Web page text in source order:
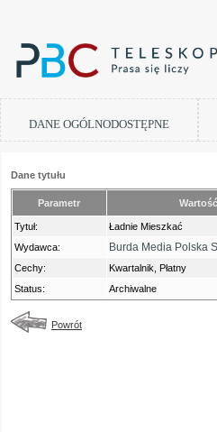
DANE OGÓLNODOSTĘPNE
Dane tytułu
Parametr Wartość
Tytuł:
Ładnie Mieszkać
Wydawca:
Burda Media Polska
Cechy:
Kwartalnik, Płatny
Status:
Archiwalne
Powrót